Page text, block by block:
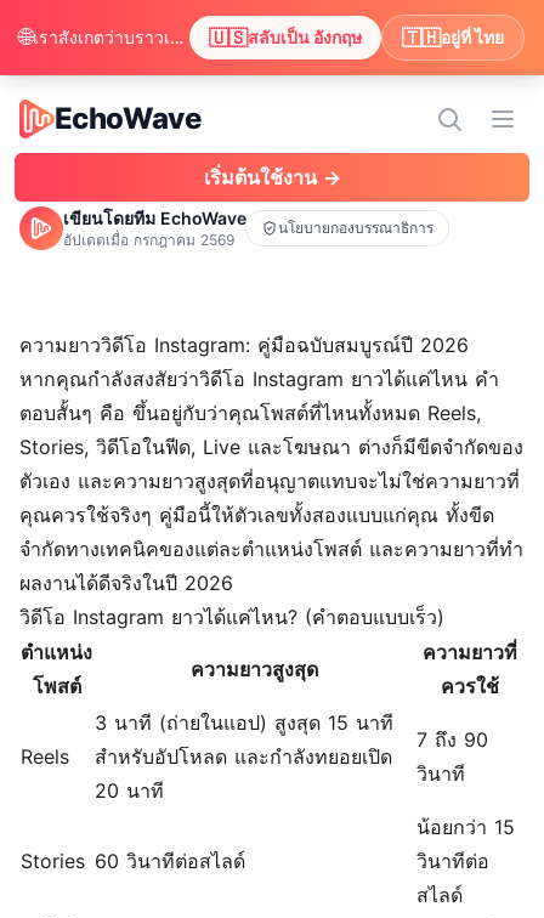
EchoWave
EchoWave
เปิด
เริ่มต้นใช้งาน →
เขียนโดยทีม EchoWave
อัปเดตเมื่อ กรกฎาคม 2569
นโยบายกองบรรณาธิการ
ความยาววิดีโอ Instagram: คู่มือฉบับสมบูรณ์ปี 2026
หากคุณกำลังสงสัยว่าวิดีโอ Instagram ยาวได้แค่ไหน คำ
ตอบสั้นๆ คือ ขึ้นอยู่กับว่าคุณโพสต์ที่ไหนทั้งหมด Reels,
Stories, วิดีโอในฟีด, Live และโฆษณา ต่างก็มีขีดจำกัดของ
ตัวเอง และความยาวสูงสุดที่อนุญาตแทบจะไม่ใช่ความยาวที่
คุณควรใช้จริงๆ คู่มือนี้ให้ตัวเลขทั้งสองแบบแก่คุณ ทั้งขีด
จำกัดทางเทคนิคของแต่ละตำแหน่งโพสต์ และความยาวที่ทำ
ผลงานได้ดีจริงในปี 2026
วิดีโอ Instagram ยาวได้แค่ไหน? (คำตอบแบบเร็ว)
ตำแหน่ง
โพสต์
ความยาวสูงสุด
ความยาวที่
ควรใช้
Reels
3 นาที (ถ่ายในแอป) สูงสุด 15 นาที
สำหรับอัปโหลด และกำลังทยอยเปิด
20 นาที
7 ถึง 90
วินาที
Stories 60 วินาทีต่อสไลด์
น้อยกว่า 15
วินาทีต่อ
สไลด์
🌐 เราสังเกตว่าบราวเซอร์ของคุณตั้งค่าไว้เป็น อังกฤษ ต้องการสลับเพื่อดูเนื้อหาเป็น อังกฤษ หรือไม่? 🇺🇸สลับเป็น อังกฤษ 🇹🇭อยู่ที่ ไทย